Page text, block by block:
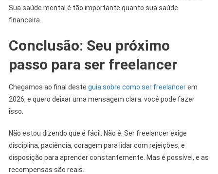
Sua saúde mental é tão importante quanto sua saúde
financeira.
Conclusão: Seu próximo
passo para ser freelancer
Chegamos ao final deste guia sobre como ser freelancerem
2026, e quero deixar uma mensagem clara: você pode fazer
isso.
Não estou dizendo que é fácil. Não é. Ser freelancer exige
disciplina, paciência, coragem para lidar com rejeições, e
disposição para aprender constantemente. Mas é possível, e as
recompensas são reais.